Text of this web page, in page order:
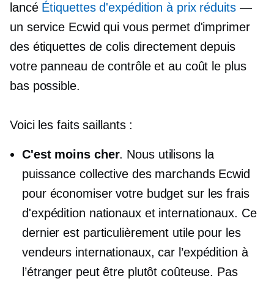
lancé Étiquettes d'expédition à prix réduits—
un service Ecwid qui vous permet d'imprimer
des étiquettes de colis directement depuis
votre panneau de contrôle et au coût le plus
bas possible.
Voici les faits saillants :
C'est moins cher. Nous utilisons la
puissance collective des marchands Ecwid
pour économiser votre budget sur les frais
d'expédition nationaux et internationaux. Ce
dernier est particulièrement utile pour les
vendeurs internationaux, car l’expédition à
l’étranger peut être plutôt coûteuse. Pas